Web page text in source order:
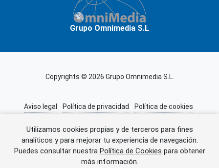
Utilizamos cookies propias y de terceros para fines
analíticos y para mejorar tu experiencia de navegación.
Puedes consultar nuestra Política de Cookies para obtener
más información.
Error al cargar el anuncio.
Grupo Omnimedia S.L
Copyrights © 2026 Grupo Omnimedia S.L.
Aviso legal Política de privacidad
Política de cookies